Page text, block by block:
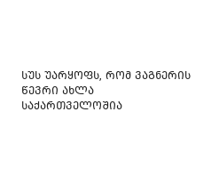
სუს უარყოფს, რომ ვაგნერის
წევრი ახლა
საქართველოშია